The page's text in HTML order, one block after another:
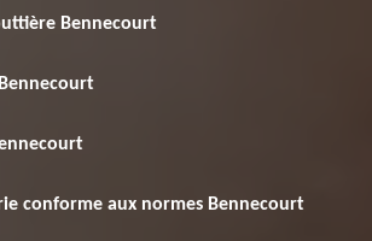
Bennecourt
conforme aux normes Bennecourt